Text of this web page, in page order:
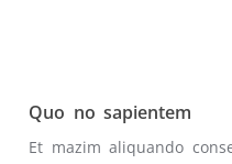
Quo no sapientem
Et mazim aliquando